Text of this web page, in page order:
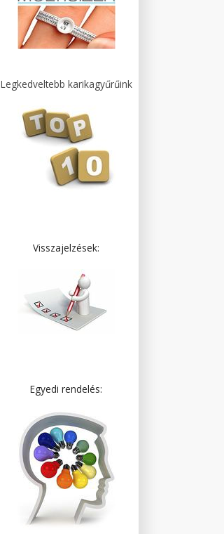
Legkedveltebb karikagyűrűink
Visszajelzések:
Egyedi rendelés: